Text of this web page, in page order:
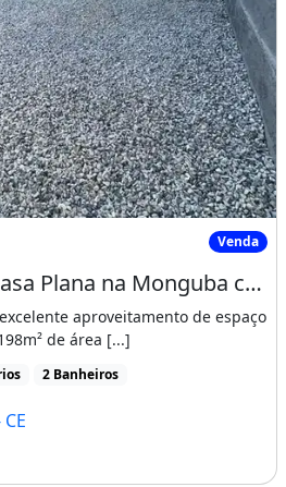
Casa Plana na Monguba com
Venda
Última Unidade, Casa Plana na Monguba com Suíte, 3 Vagas e Minha Casa Minha Vida
aproveitamento de espaço
de área [...]
2 Banheiros